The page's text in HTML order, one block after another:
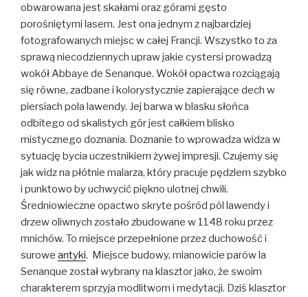
obwarowana jest skałami oraz górami gęsto
porośniętymi lasem. Jest ona jednym z najbardziej
fotografowanych miejsc w całej Francji. Wszystko to za
sprawą niecodziennych upraw jakie cystersi prowadzą
wokół Abbaye de Senanque. Wokół opactwa rozciągają
się równe, zadbane i kolorystycznie zapierające dech w
piersiach pola lawendy. Jej barwa w blasku słońca
odbitego od skalistych gór jest całkiem blisko
mistycznego doznania. Doznanie to wprowadza widza w
sytuację bycia uczestnikiem żywej impresji. Czujemy się
jak widz na płótnie malarza, który pracuje pędzlem szybko
i punktowo by uchwycić piękno ulotnej chwili.
Średniowieczne opactwo skryte pośród pól lawendy i
drzew oliwnych zostało zbudowane w 1148 roku przez
mnichów. To miejsce przepełnione przez duchowość i
surowe antyki. Miejsce budowy, mianowicie parów la
Senanque został wybrany na klasztor jako, że swoim
charakterem sprzyja modlitwom i medytacji. Dziś klasztor